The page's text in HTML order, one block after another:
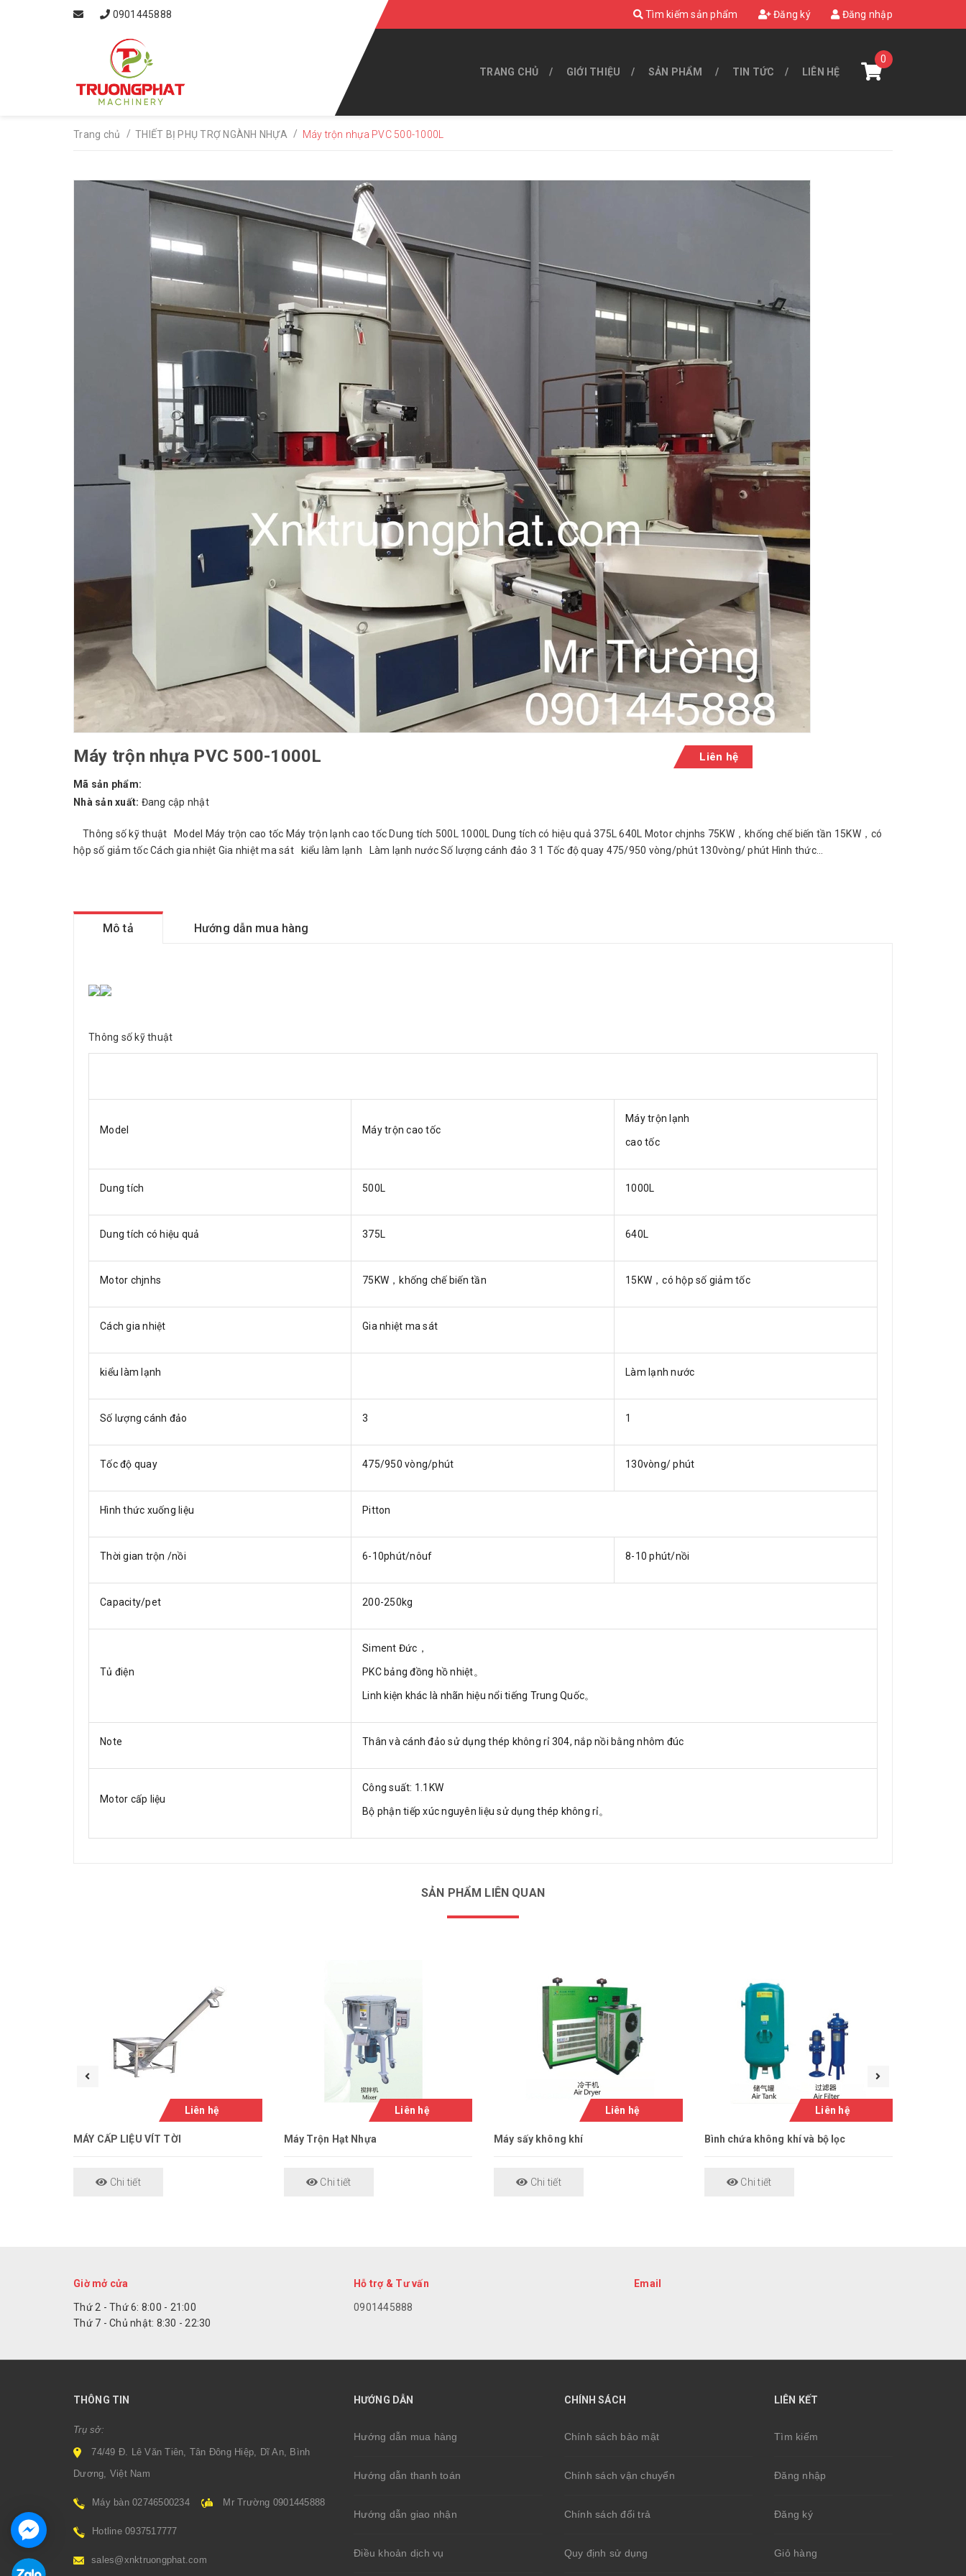
0901445888 Tìm kiếm sản phẩm Đăng ký Đăng nhập
TRANG CHỦ GIỚI THIỆU SẢN PHẨM TIN TỨC LIÊN HỆ
0
Trang chủ / THIẾT BỊ PHỤ TRỢ NGÀNH NHỰA / Máy trộn nhựa PVC 500-1000L
Máy trộn nhựa PVC 500-1000L Liên hệ
Mã sản phẩm:
Nhà sản xuất: Đang cập nhật
Thông số kỹ thuật Model Máy trộn cao tốc Máy trộn lạnh cao tốc Dung tích 500L 1000L Dung tích có hiệu quả 375L 640L Motor chjnhs 75KW，khống chế biến tần 15KW，có
hộp số giảm tốc Cách gia nhiệt Gia nhiệt ma sát kiểu làm lạnh Làm lạnh nước Số lượng cánh đảo 3 1 Tốc độ quay 475/950 vòng/phút 130vòng/ phút Hình thức...
Mô tả Hướng dẫn mua hàng
Thông số kỹ thuật
Model Máy trộn cao tốc
Máy trộn lạnh
cao tốc
Dung tích 500L 1000L
Dung tích có hiệu quả 375L 640L
Motor chjnhs 75KW，khống chế biến tần 15KW，có hộp số giảm tốc
Cách gia nhiệt Gia nhiệt ma sát
kiểu làm lạnh Làm lạnh nước
Số lượng cánh đảo 3 1
Tốc độ quay 475/950 vòng/phút 130vòng/ phút
Hình thức xuống liệu Pitton
Thời gian trộn /nồi 6-10phút/nôuf 8-10 phút/nồi
Capacity/pet 200-250kg
Tủ điện
Siment Đức，
PKC bảng đồng hồ nhiệt。
Linh kiện khác là nhãn hiệu nổi tiếng Trung Quốc。
Note Thân và cánh đảo sử dụng thép không rỉ 304, nắp nồi bằng nhôm đúc
Motor cấp liệu
Công suất: 1.1KW
Bộ phận tiếp xúc nguyên liệu sử dụng thép không rỉ。
SẢN PHẨM LIÊN QUAN
Liên hệ
MÁY CẤP LIỆU VÍT TỜI
Chi tiết
Liên hệ
Máy Trộn Hạt Nhựa
Chi tiết
Liên hệ
Máy sấy không khí
Chi tiết
Liên hệ
Bình chứa không khí và bộ lọc
Chi tiết
Giờ mở cửa
Thứ 2 - Thứ 6: 8:00 - 21:00
Thứ 7 - Chủ nhật: 8:30 - 22:30
Hỗ trợ & Tư vấn
0901445888
Email
THÔNG TIN
Trụ sở:
74/49 Đ. Lê Văn Tiên, Tân Đông Hiệp, Dĩ An, Bình
Dương, Việt Nam
Máy bàn 02746500234 Mr Trường 0901445888
Hotline 0937517777
sales@xnktruongphat.com
HƯỚNG DẪN
Hướng dẫn mua hàng
Hướng dẫn thanh toán
Hướng dẫn giao nhận
Điều khoản dịch vụ
CHÍNH SÁCH
Chính sách bảo mật
Chính sách vận chuyển
Chính sách đổi trả
Quy định sử dụng
LIÊN KẾT
Tìm kiếm
Đăng nhập
Đăng ký
Giỏ hàng